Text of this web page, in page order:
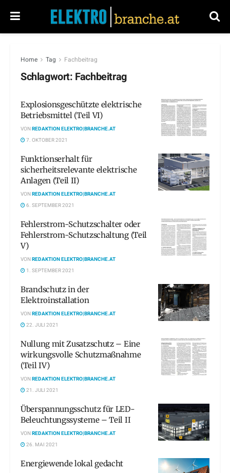
Home Tag Fachbeitrag
Schlagwort: Fachbeitrag
Explosionsgeschützte elektrische
Betriebsmittel (Teil VI)
VONREDAKTION ELEKTRO|BRANCHE.AT
7. OKTOBER 2021
Funktionserhalt für
sicherheitsrelevante elektrische
Anlagen (Teil II)
VONREDAKTION ELEKTRO|BRANCHE.AT
6. SEPTEMBER 2021
Fehlerstrom-Schutzschalter oder
Fehlerstrom-Schutzschaltung (Teil
V)
VONREDAKTION ELEKTRO|BRANCHE.AT
1. SEPTEMBER 2021
Brandschutz in der
Elektroinstallation
VONREDAKTION ELEKTRO|BRANCHE.AT
22. JULI 2021
Nullung mit Zusatzschutz – Eine
wirkungsvolle Schutzmaßnahme
(Teil IV)
VONREDAKTION ELEKTRO|BRANCHE.AT
21. JULI 2021
Überspannungsschutz für LED-
Beleuchtungssysteme – Teil II
VONREDAKTION ELEKTRO|BRANCHE.AT
26. MAI 2021
Energiewende lokal gedacht